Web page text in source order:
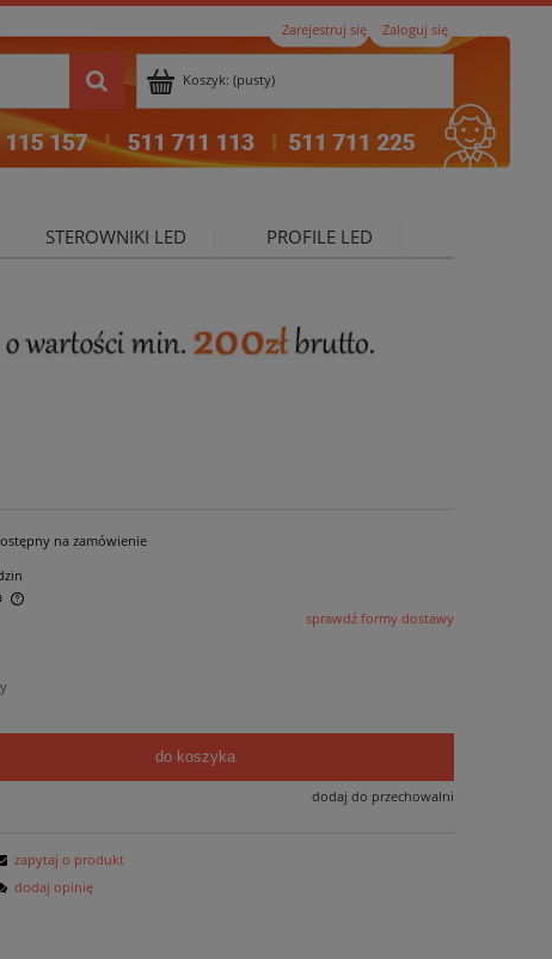
Zarejestruj się Zaloguj się
Koszyk: (pusty)
STEROWNIKI LED PROFILE LED
na zamówienie
sprawdź formy dostawy
do koszyka
dodaj do przechowalni
zapytaj o produkt
dodaj opinię